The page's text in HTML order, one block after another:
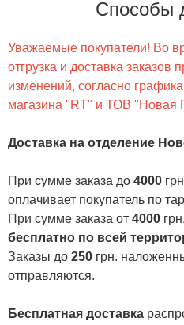
Способы
Уважаемые покупатели! Во
отгрузка и доставка заказов
изменений, согласно
магазина "RT" и ТОВ "Новая
Доставка на отделение
При сумме заказа до 4000
оплачивает покупатель по
При сумме заказа от 4000
бесплатно по всей
Заказы до 250 грн.
отправляются.
Бесплатная доставка